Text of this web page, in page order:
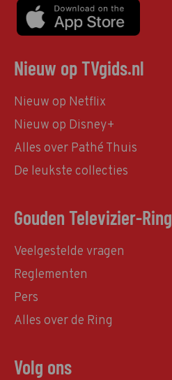
Nieuw op TVgids.nl
Nieuw op Netflix
Nieuw op Disney+
Alles over Pathé Thuis
De leukste collecties
Gouden Televizier-Ring
Veelgestelde vragen
Reglementen
Pers
Alles over de Ring
Volg ons